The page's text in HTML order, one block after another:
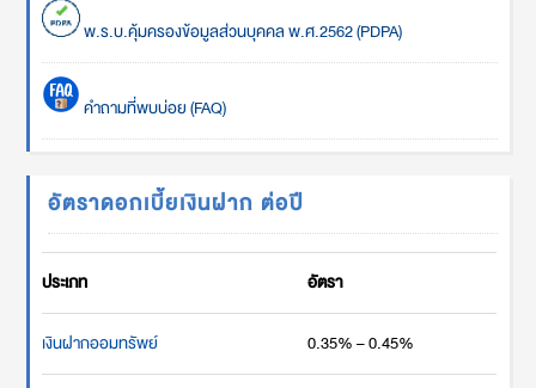
พ.ร.บ.คุ้มครองข้อมูลส่วนบุคคล พ.ศ.2562 (PDPA)
คำถามที่พบบ่อย (FAQ)
อัตราดอกเบี้ยเงินฝาก ต่อปี
ประเภท อัตรา
เงินฝากออมทรัพย์ 0.35% – 0.45%